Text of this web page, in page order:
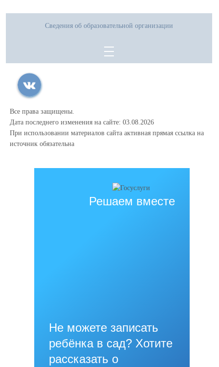
Сведения об образовательной организации
Все права защищены.
Дата последнего изменения на сайте: 03.08.2026
При использовании материалов сайта активная прямая ссылка на
источник обязательна
Решаем вместе
Не можете записать
ребёнка в сад? Хотите
рассказать о